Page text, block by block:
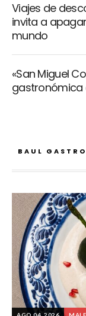
Viajes de
invita a
mundo
«San Miguel
gastronómica
BAUL